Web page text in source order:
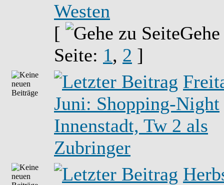
Westen
[
Seite: 1, 2 ]
Juni: Shopping-Night
Innenstadt, Tw 2 als
Zubringer